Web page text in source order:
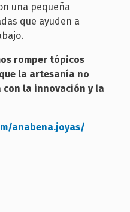
una pequeña
que ayuden a
romper tópicos
la artesanía no
la innovación y la
anabena.joyas/